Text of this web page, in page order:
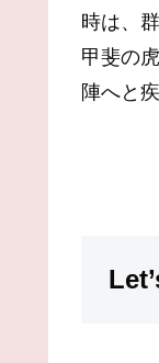
時は、
甲斐の
陣へと